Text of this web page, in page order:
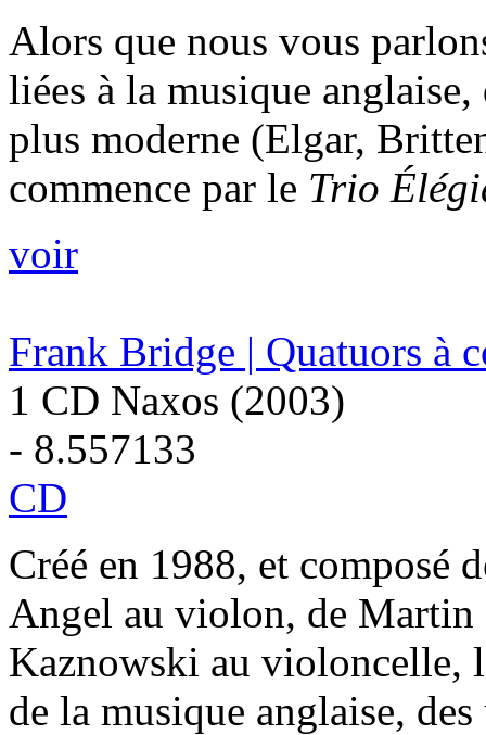
Alors que nous vous
liées à la musique
plus moderne (Elgar,
commence par le Trio
voir
Frank Bridge | Quatuors à
1 CD Naxos (2003)
- 8.557133
CD
Créé en 1988, et composé
Angel au violon, de
Kaznowski au violoncelle,
de la musique anglaise,